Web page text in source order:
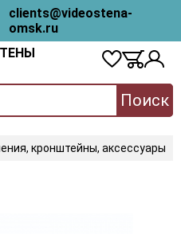
clients@videostena-
omsk.ru
Поиск
кронштейны, аксессуары